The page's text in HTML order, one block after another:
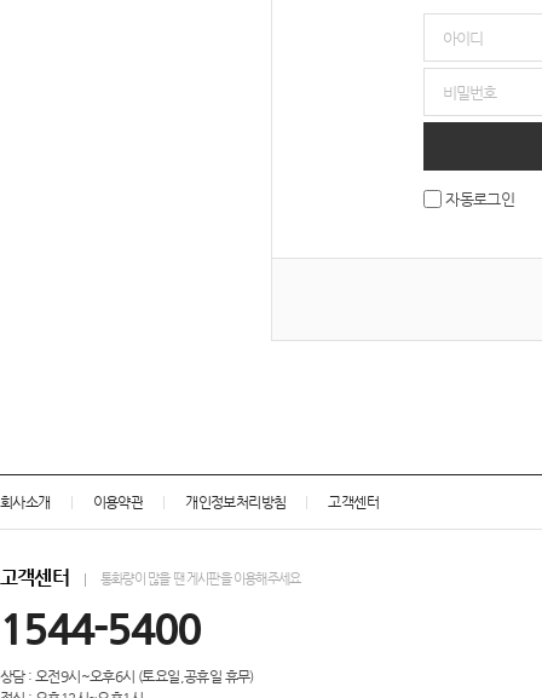
자동로그인
회사소개 이용약관 개인정보처리방침 고객센터
고객센터 통화량이 많을 땐 게시판을 이용해주세요
1544-5400
상담 : 오전9시~오후6시 (토요일,공휴일 휴무)